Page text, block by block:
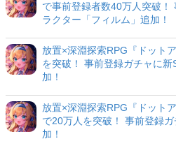
で事前登録者数40万人突破！
ラクター「フィルム」追加！
放置×深淵探索RPG『ドット
を突破！ 事前登録ガチャに
加！
放置×深淵探索RPG『ドット
で20万人を突破！ 事前登録
加！